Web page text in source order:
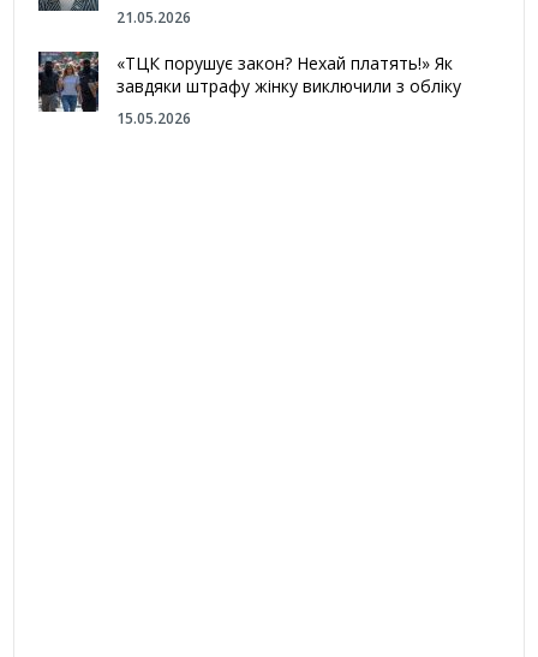
21.05.2026
«ТЦК порушує закон? Нехай платять!» Як
завдяки штрафу жінку виключили з обліку
15.05.2026